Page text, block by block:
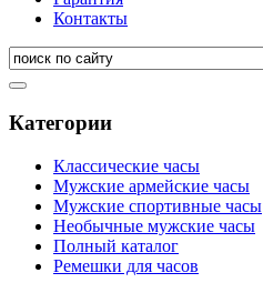
Контакты
Категории
Классические часы
Мужские армейские часы
Мужские спортивные часы
Необычные мужские часы
Полный каталог
Ремешки для часов